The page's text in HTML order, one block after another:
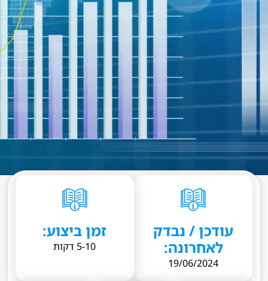
עודכן / נבדק
לאחרונה:
19/06/2024
זמן ביצוע:
5-10 דקות